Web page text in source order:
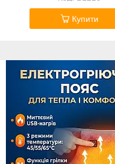
Купити